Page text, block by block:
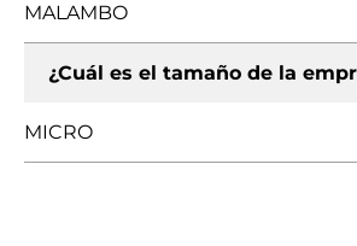
MALAMBO
¿Cuál es el tamaño de la
MICRO